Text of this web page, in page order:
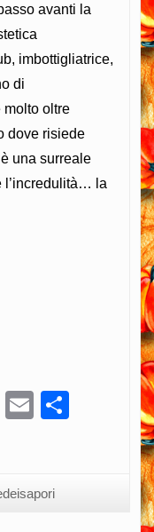
avanti la
imbottigliatrice,
di
molto oltre
dove risiede
una surreale
l’incredulità… la
Tumblr
Email